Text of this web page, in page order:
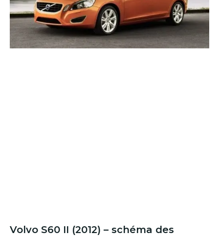
Volvo S60 II (2012) – schéma des